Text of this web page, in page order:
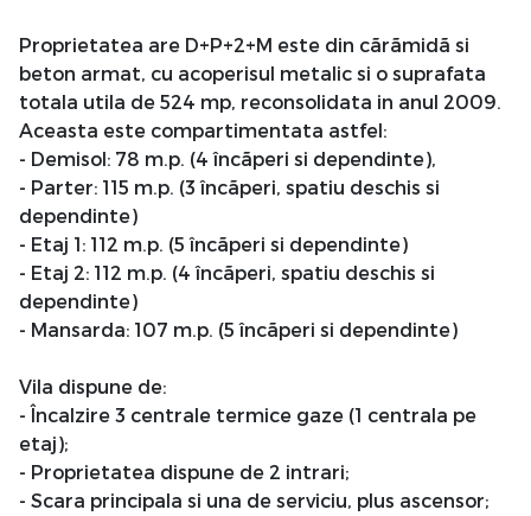
Proprietatea are D+P+2+M este din cãrãmidã si
beton armat, cu acoperisul metalic si o suprafata
totala utila de 524 mp, reconsolidata in anul 2009.
Aceasta este compartimentata astfel:
- Demisol: 78 m.p. (4 încãperi si dependinte),
- Parter: 115 m.p. (3 încãperi, spatiu deschis si
dependinte)
- Etaj 1: 112 m.p. (5 încãperi si dependinte)
- Etaj 2: 112 m.p. (4 încãperi, spatiu deschis si
dependinte)
- Mansarda: 107 m.p. (5 încãperi si dependinte)
Vila dispune de:
- Încalzire 3 centrale termice gaze (1 centrala pe
etaj);
- Proprietatea dispune de 2 intrari;
- Scara principala si una de serviciu, plus ascensor;